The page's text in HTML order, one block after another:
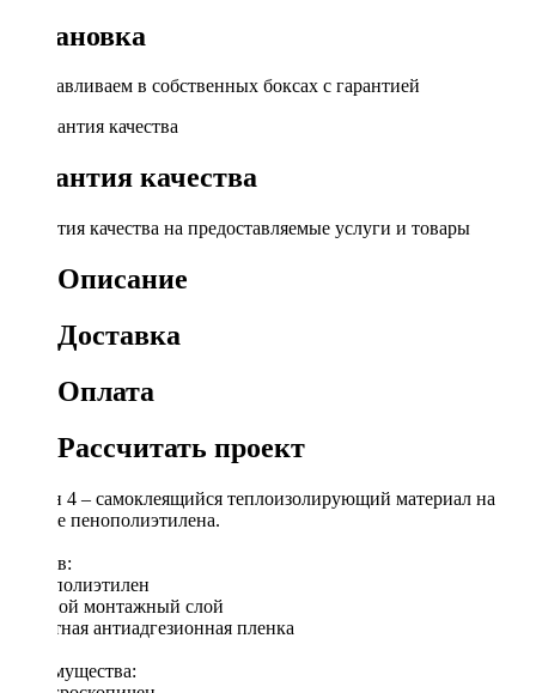
Установка
Устанавливаем в собственных боксах с гарантией
Гарантия качества
Гарантия качества на предоставляемые услуги и товары
Описание
Доставка
Оплата
Рассчитать проект
Сплэн 4 – самоклеящийся теплоизолирующий материал на
основе пенополиэтилена.
Cостав:
Пенополиэтилен
Клеевой монтажный слой
Защитная антиадгезионная пленка
Преимущества: